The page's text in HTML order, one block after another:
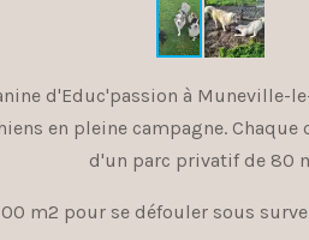
d'Educ'passion à
en pleine campagne.
d'un parc privatif de 80
m2 pour se défouler sous